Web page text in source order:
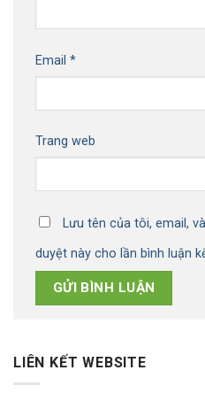
Email *
Trang web
Lưu tên của tôi, email,
duyệt này cho lần bình luận
LIÊN KẾT WEBSITE